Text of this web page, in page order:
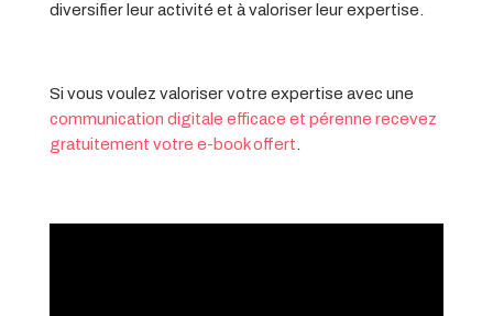
diversifier leur activité et à valoriser leur expertise.
Si vous voulez valoriser votre expertise avec une
communication digitale efficace et pérenne recevez
gratuitement votre e-book offert